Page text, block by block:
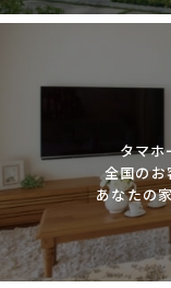
タマホ
全国のお
あなたの